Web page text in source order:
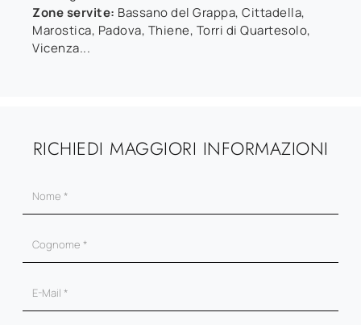
Zone servite: Bassano del Grappa, Cittadella,
Marostica, Padova, Thiene, Torri di Quartesolo,
Vicenza...
RICHIEDI MAGGIORI INFORMAZIONI